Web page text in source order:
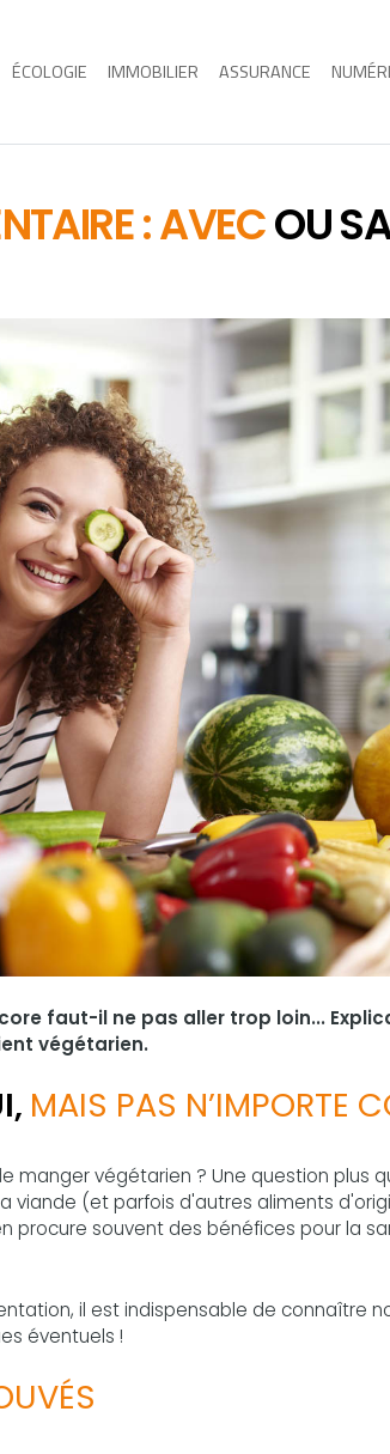
ÉCOLOGIE IMMOBILIER ASSURANCE
: AVECOU
faut-il ne pas aller trop loin...
végétarien.
MAIS PAS N’IMPORTE
manger végétarien ? Une question plus
viande (et parfois d'autres aliments
procure souvent des bénéfices pour la
il est indispensable de connaître
éventuels !